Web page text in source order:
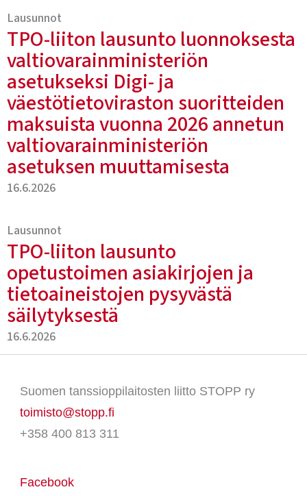
Lausunnot
TPO-liiton lausunto luonnoksesta
valtiovarainministeriön
asetukseksi Digi- ja
väestötietoviraston suoritteiden
maksuista vuonna 2026 annetun
valtiovarainministeriön
asetuksen muuttamisesta
16.6.2026
Lausunnot
TPO-liiton lausunto
opetustoimen asiakirjojen ja
tietoaineistojen pysyvästä
säilytyksestä
16.6.2026
Suomen tanssioppilaitosten liitto STOPP ry
toimisto@stopp.fi
+358 400 813 311
Facebook